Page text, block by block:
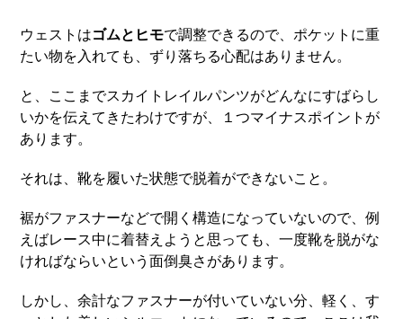
ウェストはゴムとヒモで調整できるので、ポケットに重
たい物を入れても、ずり落ちる心配はありません。
と、ここまでスカイトレイルパンツがどんなにすばらし
いかを伝えてきたわけですが、１つマイナスポイントが
あります。
それは、靴を履いた状態で脱着ができないこと。
裾がファスナーなどで開く構造になっていないので、例
えばレース中に着替えようと思っても、一度靴を脱がな
ければならいという面倒臭さがあります。
しかし、余計なファスナーが付いていない分、軽く、す